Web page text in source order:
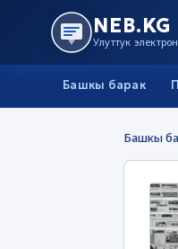
NEB.KG
Улуттук
Башкы барак
Башкы